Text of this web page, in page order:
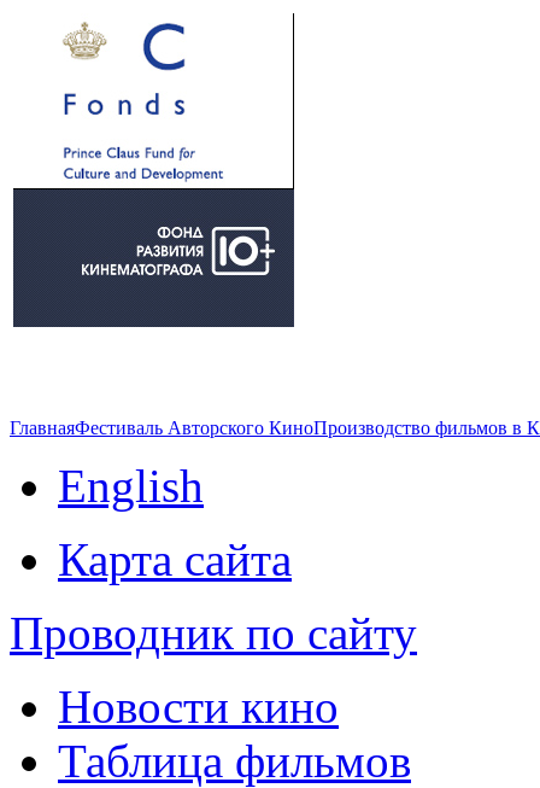
ГлавнаяФестиваль Авторского КиноПроизводство фильмов в
English
Карта сайта
Проводник по сайту
Новости кино
Таблица фильмов